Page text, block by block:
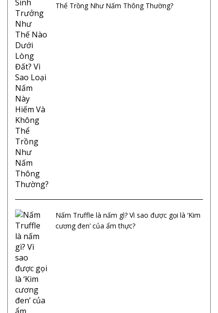
Thể Trồng Như Nấm Thông Thường?
Nấm Truffle là nấm gì? Vì sao được gọi là ‘Kim
cương đen’ của ẩm thực?